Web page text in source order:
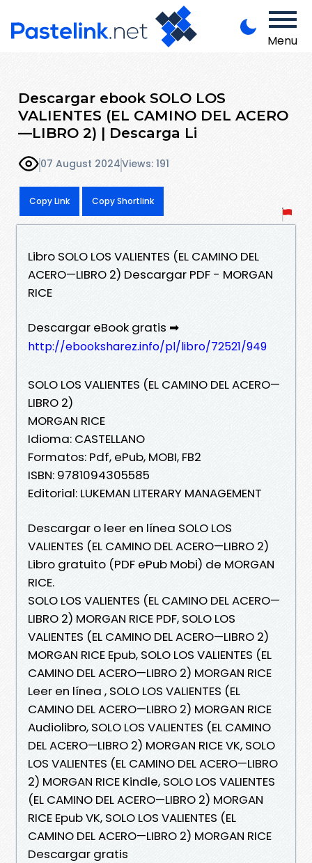
Menu
Descargar ebook SOLO LOS
VALIENTES (EL CAMINO DEL ACERO
—LIBRO 2) | Descarga Li
07 August 2024Views: 191
Copy Link Copy Shortlink
Libro SOLO LOS VALIENTES (EL CAMINO DEL
ACERO—LIBRO 2) Descargar PDF - MORGAN
RICE
Descargar eBook gratis ➡
http://ebooksharez.info/pl/libro/72521/949
SOLO LOS VALIENTES (EL CAMINO DEL ACERO—
LIBRO 2)
MORGAN RICE
Idioma: CASTELLANO
Formatos: Pdf, ePub, MOBI, FB2
ISBN: 9781094305585
Editorial: LUKEMAN LITERARY MANAGEMENT
Descargar o leer en línea SOLO LOS
VALIENTES (EL CAMINO DEL ACERO—LIBRO 2)
Libro gratuito (PDF ePub Mobi) de MORGAN
RICE.
SOLO LOS VALIENTES (EL CAMINO DEL ACERO—
LIBRO 2) MORGAN RICE PDF, SOLO LOS
VALIENTES (EL CAMINO DEL ACERO—LIBRO 2)
MORGAN RICE Epub, SOLO LOS VALIENTES (EL
CAMINO DEL ACERO—LIBRO 2) MORGAN RICE
Leer en línea , SOLO LOS VALIENTES (EL
CAMINO DEL ACERO—LIBRO 2) MORGAN RICE
Audiolibro, SOLO LOS VALIENTES (EL CAMINO
DEL ACERO—LIBRO 2) MORGAN RICE VK, SOLO
LOS VALIENTES (EL CAMINO DEL ACERO—LIBRO
2) MORGAN RICE Kindle, SOLO LOS VALIENTES
(EL CAMINO DEL ACERO—LIBRO 2) MORGAN
RICE Epub VK, SOLO LOS VALIENTES (EL
CAMINO DEL ACERO—LIBRO 2) MORGAN RICE
Descargar gratis